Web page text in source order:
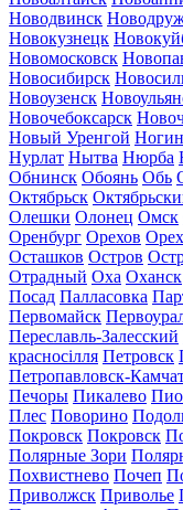
Новодвинск
Новокузнецк
Новомосковск
Новосибирск
Новоузенск
Новочебоксарск
Новый Уренгой
Нурлат Нытва Нюрба
Обнинск Обоянь Обь
Октябрьск
Олешки Олонец Омск
Оренбург Орехов
Осташков Остров
Отрадный Оха Оханск
Посад Палласовка
Первомайск
Переславль-Залесский
красносілля Петровск
Петропавловск-
Печоры Пикалево
Плес Поворино
Покровск Покровск
Полярные Зори
Похвистнево Почеп
Приволжск Приволье